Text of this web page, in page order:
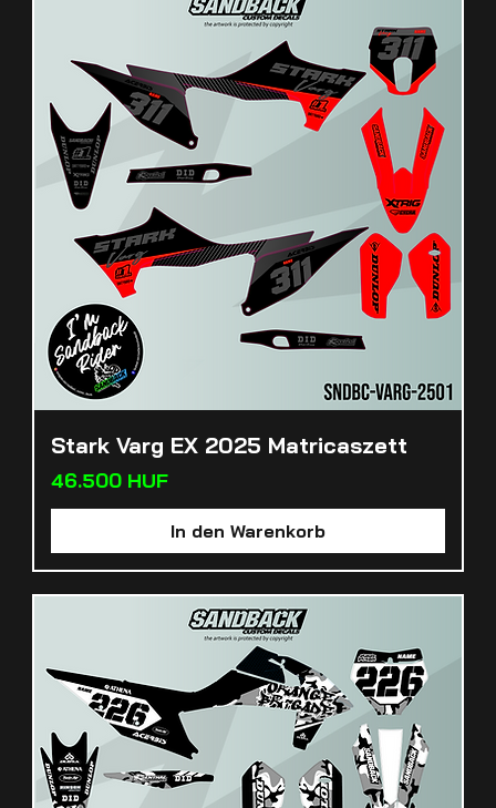
Stark Varg EX 2025 Matricaszett
Preis
46.500 HUF
In den Warenkorb